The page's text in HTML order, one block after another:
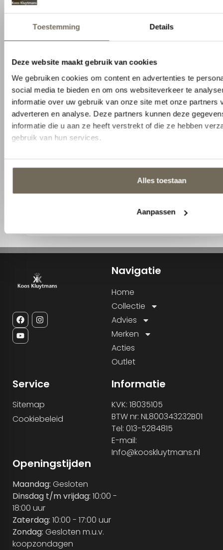
Selecteer
Stel uw vraag (optioneel)
Navigatie
Home
Collectie
Advies
Merken
Acties
Outlet
Service
Sitemap
Cookiebeleid
Informatie
KVK: 18035105
BTW nr: NL800343232B01
Tel: 013-5284815
E-mail:
Info@kooskluytmans.nl
Openingstijden
Maandag: Gesloten
Dinsdag t/m vrijdag: 10:00 -
18:00 uur
Zaterdag: 10:00 - 17:00 uur
Zondag: Gesloten m.u.v.
koopzondagen